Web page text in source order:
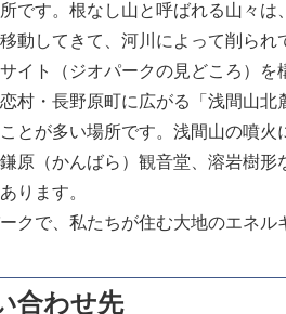
です。根なし山と呼ばれる山々
動してきて、河川によって削ら
イト（ジオパークの見どころ）を
村・長野原町に広がる「浅間山北
とが多い場所です。浅間山の噴
原（かんばら）観音堂、溶岩樹
ります。
クで、私たちが住む大地のエネル
合わせ先